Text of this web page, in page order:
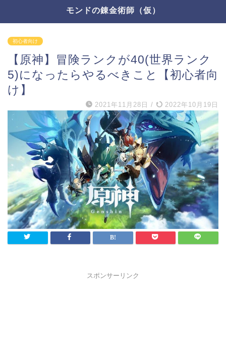
モンドの錬金術師（仮）
初心者向け
【原神】冒険ランクが40(世界ランク
5)になったらやるべきこと【初心者向
け】
2021年11月28日 / 2022年10月19日
スポンサーリンク